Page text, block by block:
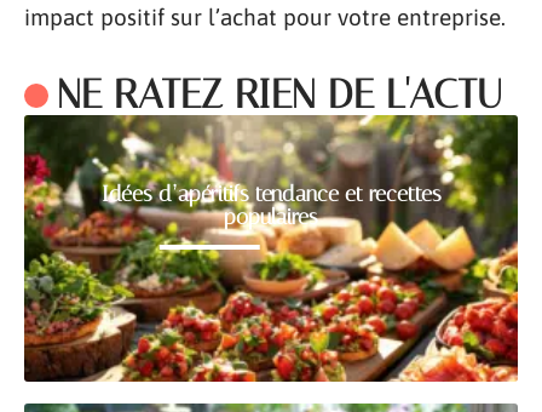
impact positif sur l’achat pour votre entreprise.
NE RATEZ RIEN DE L'ACTU
Idées d’apéritifs tendance et recettes
populaires